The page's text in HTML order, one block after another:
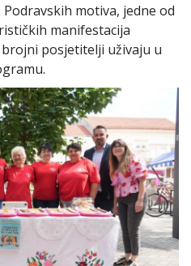
motiva, jedne od
manifestacija
posjetitelji uživaju u